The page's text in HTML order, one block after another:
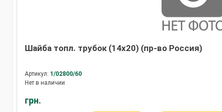
Шайба топл. трубок (14х20) (пр-во Россия)
Артикул: 1/02800/60
Нет в наличии
грн.